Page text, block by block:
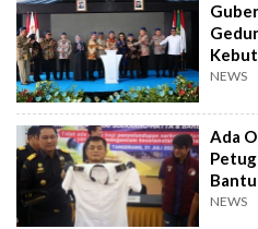
NEWS
Ada
NEWS